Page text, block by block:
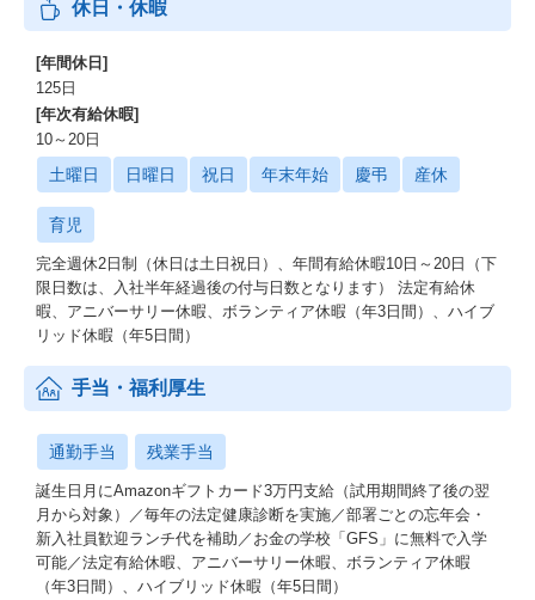
休日・休暇
[年間休日]
125日
[年次有給休暇]
10～20日
土曜日 日曜日 祝日 年末年始 慶弔 産休
育児
完全週休2日制（休日は土日祝日）、年間有給休暇10日～20日（下
限日数は、入社半年経過後の付与日数となります） 法定有給休
暇、アニバーサリー休暇、ボランティア休暇（年3日間）、ハイブ
リッド休暇（年5日間）
手当・福利厚生
通勤手当 残業手当
誕生日月にAmazonギフトカード3万円支給（試用期間終了後の翌
月から対象）／毎年の法定健康診断を実施／部署ごとの忘年会・
新入社員歓迎ランチ代を補助／お金の学校「GFS」に無料で入学
可能／法定有給休暇、アニバーサリー休暇、ボランティア休暇
（年3日間）、ハイブリッド休暇（年5日間）